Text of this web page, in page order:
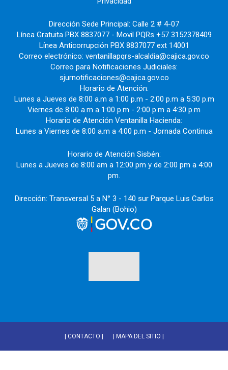
Dirección Sede Principal: Calle 2 # 4-07
Línea Gratuita PBX 8837077 - Movil PQRs +57 3152378409
Línea Anticorrupción PBX 8837077 ext 14001
Correo electrónico: ventanillapqrs-alcaldia@cajica.gov.co
Correo para Notificaciones Judiciales:
sjurnotificaciones@cajica.gov.co
Horario de Atención:
Lunes a Jueves de 8:00 a.m a 1:00 p.m - 2:00 p.m a 5:30 p.m
Viernes de 8:00 a.m a 1:00 p.m - 2:00 p.m a 4:30 p.m
Horario de Atención Ventanilla Hacienda:
Lunes a Viernes de 8:00 a.m a 4:00 p.m - Jornada Continua
Horario de Atención Sisbén:
Lunes a Jueves de 8:00 am a 12:00 pm y de 2:00 pm a 4:00
pm.
Dirección: Transversal 5 a N° 3 - 140 sur Parque Luis Carlos
Galan (Bohio)
| CONTACTO | | MAPA DEL SITIO |